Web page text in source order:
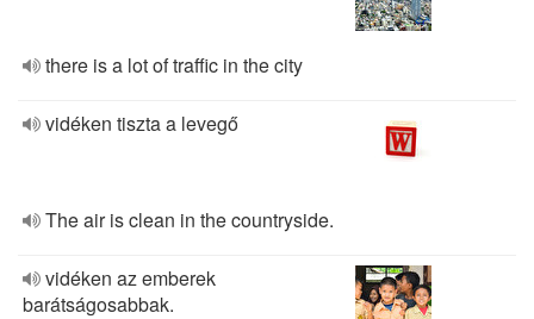
there is a lot of traffic in the city
vidéken tiszta a levegő
The air is clean in the countryside.
vidéken az emberek
barátságosabbak.